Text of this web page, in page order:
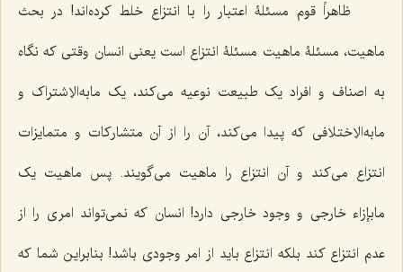
ظاهراً قوم مسئلۀ اعتبار را با انتزاع خلط کرده‌اند! در بحث
ماهیت، مسئلۀ ماهیت مسئلۀ انتزاع است یعنی انسان وقتی که نگاه
به اصناف و افراد یک طبیعت نوعیه می‌کند، یک مابه‌الاِشتراک و
مابه‌الاِختلافی که پیدا می‌کند، آن را از آن متشارکات و متمایزات
انتزاع می‌کند و آن انتزاع را ماهیت می‌گویند. پس ماهیت یک
ما‌بإزاء خارجی و وجود خارجی دارد! انسان که نمی‌تواند امری را از
عدم انتزاع کند بلکه انتزاع باید از امر وجودی باشد! بنابراین شما که